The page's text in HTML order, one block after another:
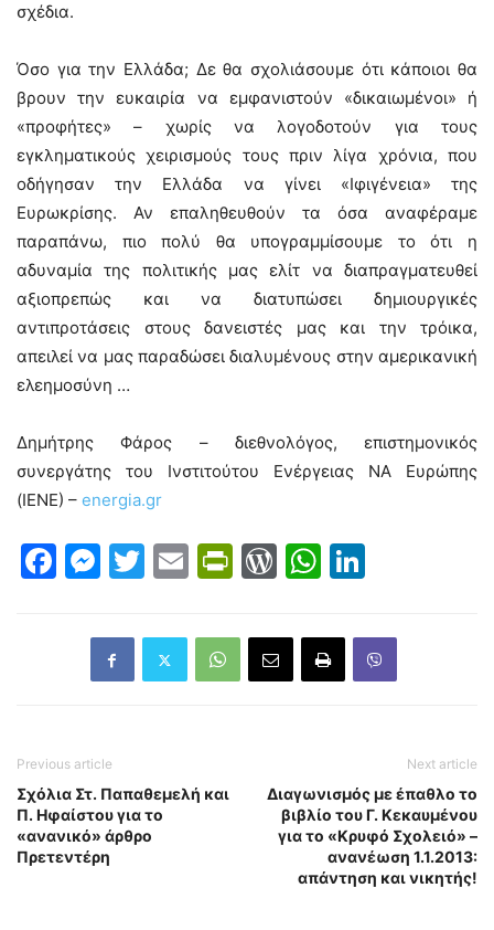
σχέδια.
Όσο για την Ελλάδα; Δε θα σχολιάσουμε ότι κάποιοι θα
βρουν την ευκαιρία να εμφανιστούν «δικαιωμένοι» ή
«προφήτες» – χωρίς να λογοδοτούν για τους
εγκληματικούς χειρισμούς τους πριν λίγα χρόνια, που
οδήγησαν την Ελλάδα να γίνει «Ιφιγένεια» της
Ευρωκρίσης. Αν επαληθευθούν τα όσα αναφέραμε
παραπάνω, πιο πολύ θα υπογραμμίσουμε το ότι η
αδυναμία της πολιτικής μας ελίτ να διαπραγματευθεί
αξιοπρεπώς και να διατυπώσει δημιουργικές
αντιπροτάσεις στους δανειστές μας και την τρόικα,
απειλεί να μας παραδώσει διαλυμένους στην αμερικανική
ελεημοσύνη …
Δημήτρης Φάρος – διεθνολόγος, επιστημονικός
συνεργάτης του Ινστιτούτου Ενέργειας ΝΑ Ευρώπης
(ΙΕΝΕ) – energia.gr
Facebook
Messenger
Twitter
EmailPrintFriendly
WordPress
WhatsApp
Previous article
Σχόλια Στ. Παπαθεμελή και
Π. Ηφαίστου για το
«ανανικό» άρθρο
Πρετεντέρη
Next article
Διαγωνισμός με έπαθλο το
βιβλίο του Γ. Κεκαυμένου
για το «Κρυφό Σχολειό» –
ανανέωση 1.1.2013:
απάντηση και νικητής!